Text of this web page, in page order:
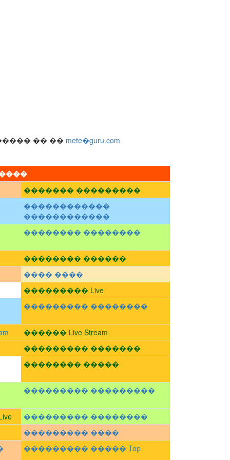
�� �� mete�guru.com
������� ���������
������������
������������
�������� ��������
�������� ������
���� ����
��������� Live
��������� ��������
������ Live Stream
��������� �������
�������� �����
��������� ���������
��������� ��������
��������� ����
��������� ����� Top